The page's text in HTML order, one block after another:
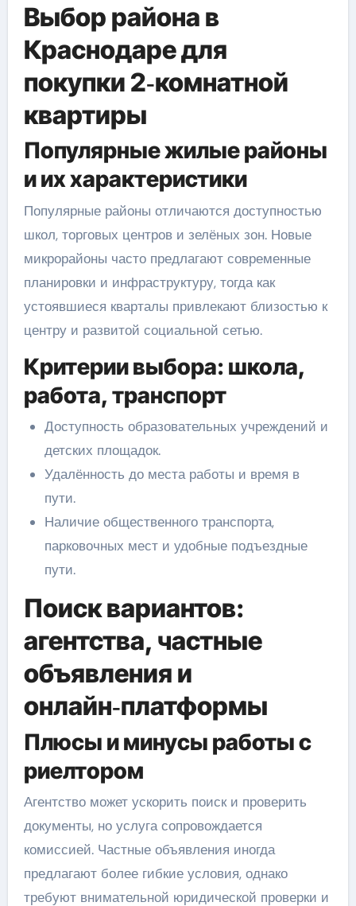
Выбор района в
Краснодаре для
покупки 2‑комнатной
квартиры
Популярные жилые районы
и их характеристики
Популярные районы отличаются доступностью
школ, торговых центров и зелёных зон. Новые
микрорайоны часто предлагают современные
планировки и инфраструктуру, тогда как
устоявшиеся кварталы привлекают близостью к
центру и развитой социальной сетью.
Критерии выбора: школа,
работа, транспорт
Доступность образовательных учреждений и
детских площадок.
Удалённость до места работы и время в
пути.
Наличие общественного транспорта,
парковочных мест и удобные подъездные
пути.
Поиск вариантов:
агентства, частные
объявления и
онлайн‑платформы
Плюсы и минусы работы с
риелтором
Агентство может ускорить поиск и проверить
документы, но услуга сопровождается
комиссией. Частные объявления иногда
предлагают более гибкие условия, однако
требуют внимательной юридической проверки и